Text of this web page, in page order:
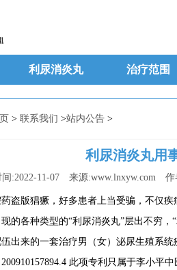
利尿消炎丸 治疗范围
> 联系我们 >站内公告>
利尿消炎丸用
间:2022-11-07 来源:www.lnxyw.com 作
版猖獗，好多患者上当受骗，不仅疾
的各种类型的“利尿消炎丸”层出不穷
出来的一套治疗男（女）泌尿生殖系
此项专利只属于李小平